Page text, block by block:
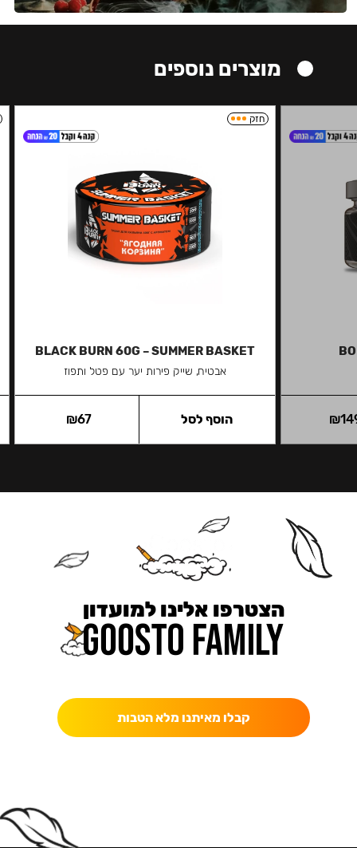
מוצרים נוספים
₪
חזק
BLACK BURN 60G – SUMMER BASKET
אבטיח, שייק פירות יער עם פטל ותפוז
₪67 הוסף לסל
הצטרפו אלינו למועדון
קבלו מאיתנו מלא הטבות